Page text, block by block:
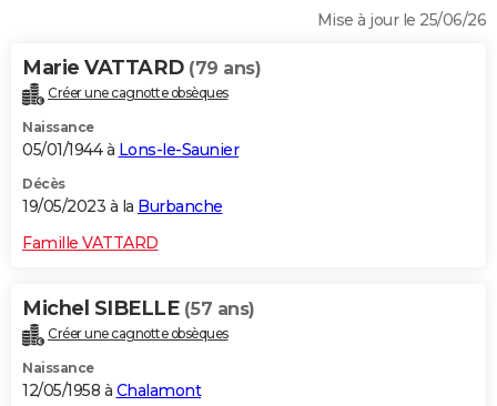
Alimentation
Guide de la santé
Maladies
Médicaments
Sommeil
VOYAGE
Destinations
City break
Voyage nature
Voyage de noces
Forum
Climat
+PHOTO
GUIDES D'ACHAT
BONS PLANS
CARTE DE VOEUX
Dictionnaire
Biographies
Citations
Expressions
Proverbes
PROGRAMME TV
COPAINS D'AVANT
Mise à jour le 25/06/26
Marie VATTARD (79 ans)
Créer une cagnotte obsèques
Naissance
05/01/1944 à Lons-le-Saunier
Décès
19/05/2023 à la Burbanche
Famille VATTARD
Michel SIBELLE (57 ans)
Créer une cagnotte obsèques
Naissance
12/05/1958 à Chalamont